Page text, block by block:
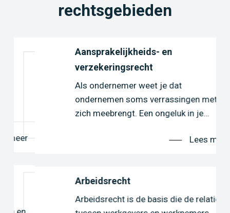
rechtsgebieden
Aansprakelijkheids- en
verzekeringsrecht
Als ondernemer weet je dat
ondernemen soms verrassingen met
zich meebrengt. Een ongeluk in je…
Lees meer
Arbeidsrecht
Arbeidsrecht is de basis die de relatie